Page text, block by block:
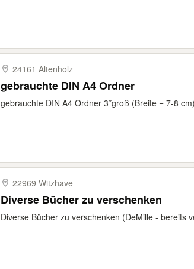
24161 Altenholz
gebrauchte DIN A4 Ordner
gebrauchte DIN A4 Ordner 3*groß (Breite = 7-8
22969 Witzhave
Diverse Bücher zu verschenken
Diverse Bücher zu verschenken (DeMille - bereits